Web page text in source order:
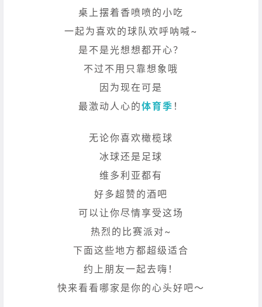
桌上摆着香喷喷的小吃
一起为喜欢的球队欢呼呐喊~
是不是光想想都开心？
不过不用只靠想象哦
因为现在可是
最激动人心的体育季 ！
无论你喜欢橄榄球
冰球还是足球
维多利亚都有
好多超赞的酒吧
可以让你尽情享受这场
热烈的比赛派对~
下面这些地方都超级适合
约上朋友一起去嗨！
快来看看哪家是你的心头好吧～